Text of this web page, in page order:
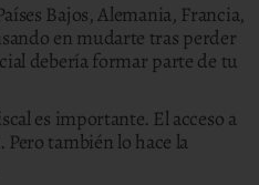
Bajos, Alemania, Francia,
en mudarte tras perder
debería formar parte de tu
es importante. El acceso a
también lo hace la